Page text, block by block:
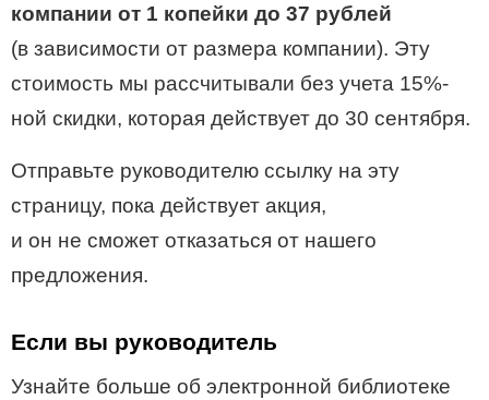
компании от 1 копейки до 37 рублей
(в зависимости от размера компании). Эту
стоимость мы рассчитывали без учета 15%-
ной скидки, которая действует до 30 сентября.
Отправьте руководителю ссылку на эту
страницу, пока действует акция,
и он не сможет отказаться от нашего
предложения.
Если вы руководитель
Узнайте больше об электронной библиотеке